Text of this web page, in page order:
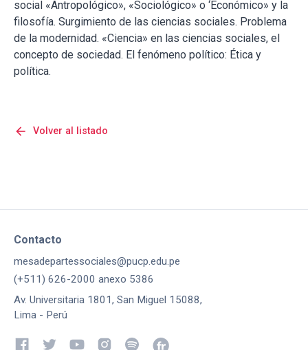
social «Antropológico», «Sociológico» o ‘Económico» y la
filosofía. Surgimiento de las ciencias sociales. Problema
de la modernidad. «Ciencia» en las ciencias sociales, el
concepto de sociedad. El fenómeno político: Ética y
política.
arrow_back Volver al listado
Contacto
mesadepartessociales@pucp.edu.pe
(+511) 626-2000 anexo 5386
Av. Universitaria 1801, San Miguel 15088,
Lima - Perú